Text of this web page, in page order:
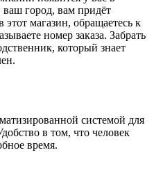
ваш город, вам придёт
магазин, обращаетесь к
номер заказа. Забрать
который знает
системой для
в том, что человек
время.